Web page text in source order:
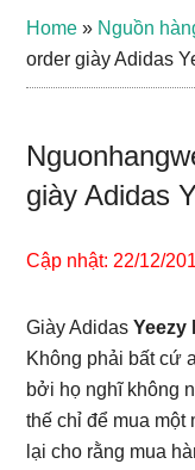
Home » Nguồn
order giày Adidas
giày Adidas
Cập nhật: 22/12/
Giày AdidasYeezy
Không phải bất cứ
bởi họ nghĩ không
thế chỉ để mua một
lại cho rằng mua